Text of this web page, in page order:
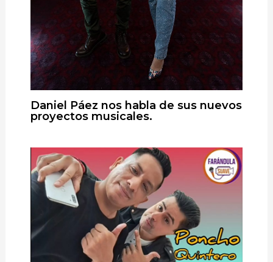
Daniel Páez nos habla de sus nuevos
proyectos musicales.